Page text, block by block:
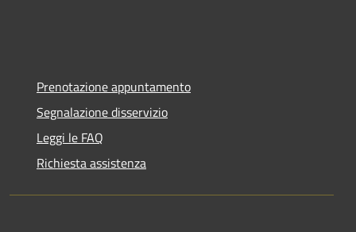
Prenotazione appuntamento
Segnalazione disservizio
Leggi le FAQ
Richiesta assistenza